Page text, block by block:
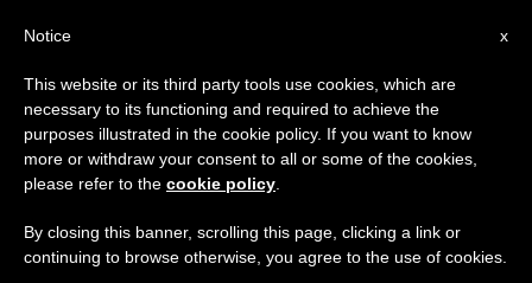
x
Notice
This website or its third party tools use cookies, which are
necessary to its functioning and required to achieve the
purposes illustrated in the cookie policy. If you want to know
more or withdraw your consent to all or some of the cookies,
please refer to the cookie policy
By closing this banner, scrolling this page, clicking a link or
continuing to browse otherwise, you agree to the use of cookies.